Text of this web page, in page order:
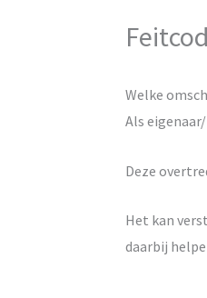
Welke
Als
Deze
Het kan
daarbij